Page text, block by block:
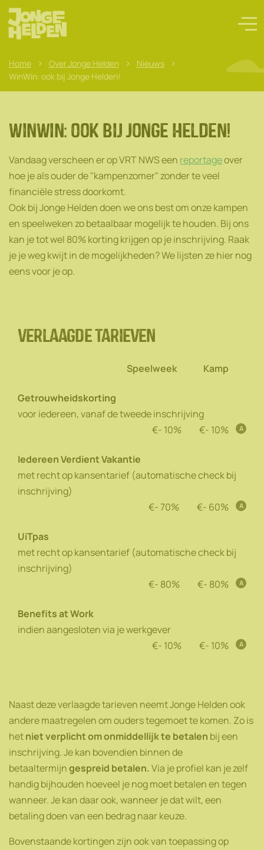
Home > Over Jonge Helden > Nieuws >
WinWin: ook bij Jonge Helden!
WinWin: ook bij Jonge Helden!
Vandaag verscheen er op VRT NWS een reportageover
hoe je als ouder de "kampenzomer" zonder te veel
financiële stress doorkomt.
Ook bij Jonge Helden doen we ons best om onze kampen
en speelweken zo betaalbaar mogelijk te houden. Bij ons
kan je tot wel 80% korting krijgen op je inschrijving. Raak
je je weg kwijt in de mogelijkheden? We lijsten ze hier nog
eens voor je op.
Verlaagde tarieven
Speelweek Kamp
Getrouwheidskorting
voor iedereen, vanaf de tweede inschrijving
- 10%
- 10% A
Iedereen Verdient Vakantie
met recht op kansentarief (automatische check bij
inschrijving)
- 70%
- 60% A
UiTpas
met recht op kansentarief (automatische check bij
inschrijving)
- 80%
- 80% A
Benefits at Work
indien aangesloten via je werkgever
- 10%
- 10% A
Naast deze verlaagde tarieven neemt Jonge Helden ook
andere maatregelen om ouders tegemoet te komen. Zo is
hetniet verplicht om onmiddellijk te betalen bij een
inschrijving. Je kan bovendien binnen de
betaaltermijngespreid betalen.Via je profiel kan je zelf
handig bijhouden hoeveel je nog moet betalen en tegen
wanneer. Je kan daar ook, wanneer je dat wilt, een
betaling doen van een bedrag naar keuze.
Bovenstaande kortingen zijn ook van toepassing op